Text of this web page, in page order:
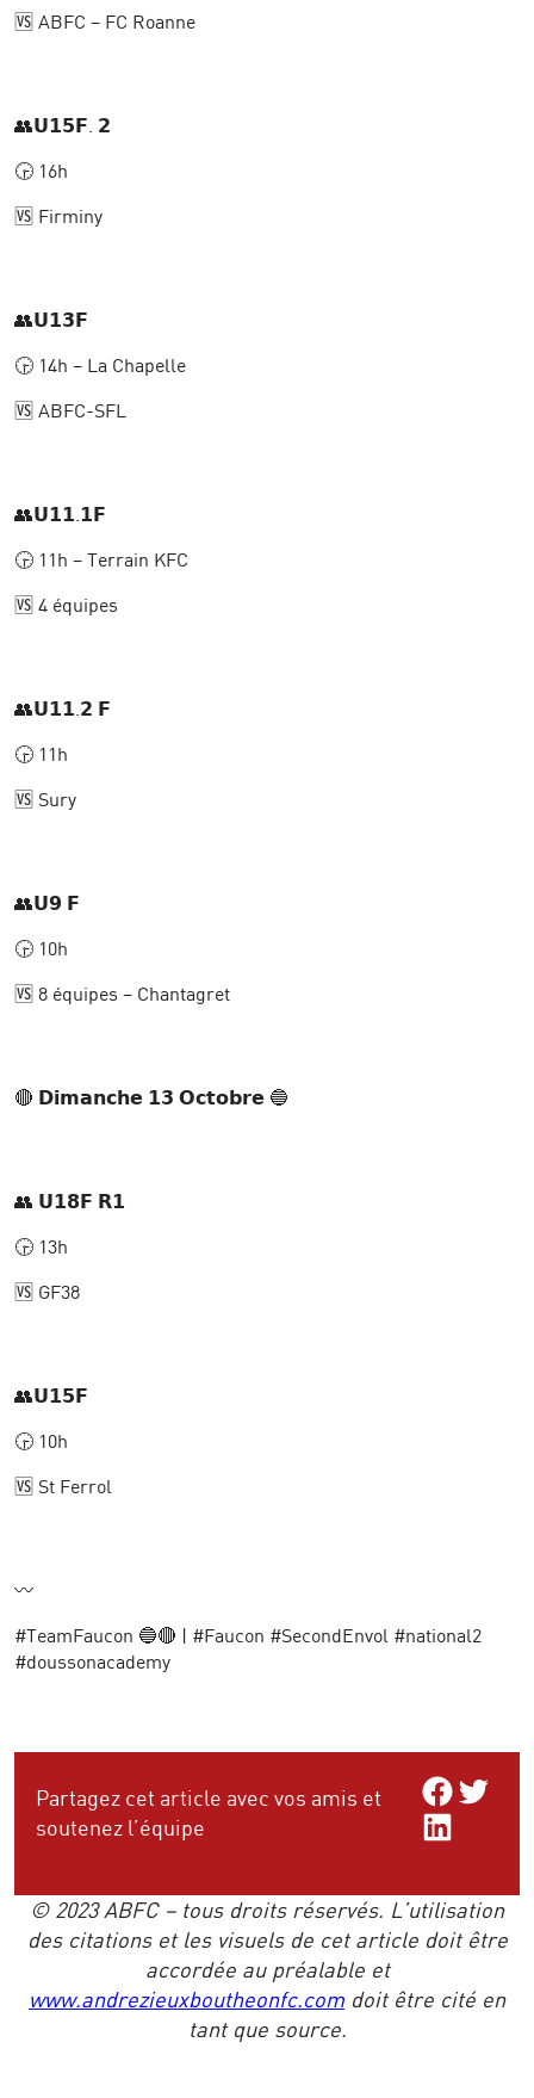
🆚 ABFC – FC Roanne
👥𝗨𝟭𝟱𝗙. 𝟮
🕞 16h
🆚 Firminy
👥𝗨𝟭𝟯𝗙
🕞 14h – La Chapelle
🆚 ABFC-SFL
👥𝗨𝟭𝟭.𝟭𝗙
🕞 11h – Terrain KFC
🆚 4 équipes
👥𝗨𝟭𝟭.𝟮 𝗙
🕞 11h
🆚 Sury
👥𝗨𝟵 𝗙
🕞 10h
🆚 8 équipes – Chantagret
🔴 𝗗𝗶𝗺𝗮𝗻𝗰𝗵𝗲 𝟭𝟯 𝗢𝗰𝘁𝗼𝗯𝗿𝗲 🔵
👥 𝗨𝟭𝟴𝗙 𝗥𝟭
🕞 13h
🆚 GF38
👥𝗨𝟭𝟱𝗙
🕞 10h
🆚 St Ferrol
〰️
#TeamFaucon 🔵🔴 | #Faucon #SecondEnvol #national2
#doussonacademy
Partagez cet article avec vos amis et
soutenez l’équipe
Share onShare on
Share on LinkedIn
© 2023 ABFC – tous droits réservés. L’utilisation
des citations et les visuels de cet article doit être
accordée au préalable et
www.andrezieuxboutheonfc.com doit être cité en
tant que source.